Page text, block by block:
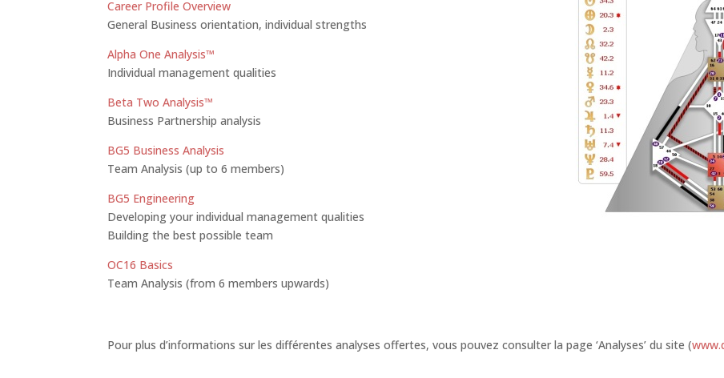
Career Profile Overview
General Business orientation, individual strengths
Alpha One Analysis™
Individual management qualities
Beta Two Analysis™
Business Partnership analysis
BG5 Business Analysis
Team Analysis (up to 6 members)
BG5 Engineering
Developing your individual management qualities
Building the best possible team
OC16 Basics
Team Analysis (from 6 members upwards)
Pour plus d’informations sur les différentes analyses offertes, vous pouvez consulter la page ‘Analyses’ du site (